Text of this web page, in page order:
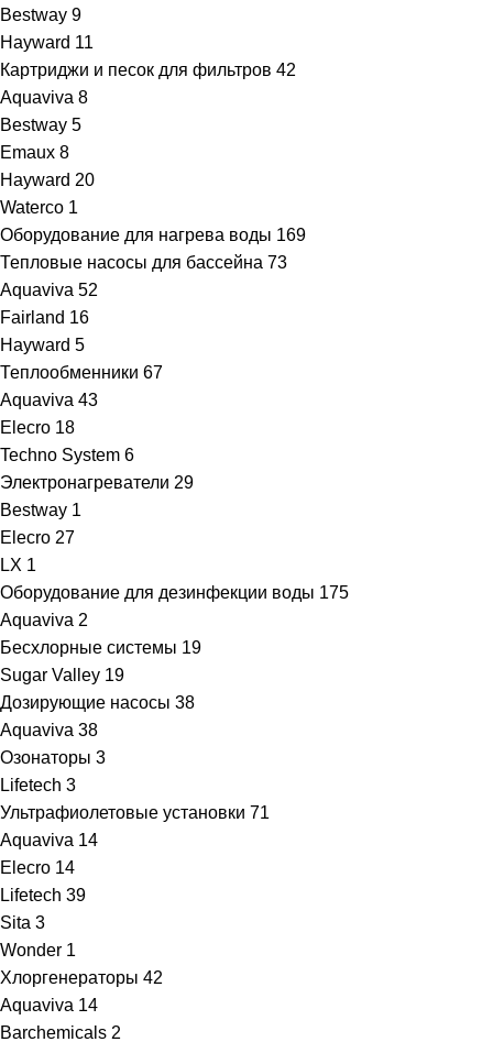
Bestway 9
Hayward 11
Картриджи и песок для фильтров 42
Aquaviva 8
Bestway 5
Emaux 8
Hayward 20
Waterco 1
Оборудование для нагрева воды 169
Тепловые насосы для бассейна 73
Aquaviva 52
Fairland 16
Hayward 5
Теплообменники 67
Aquaviva 43
Elecro 18
Techno System 6
Электронагреватели 29
Bestway 1
Elecro 27
LX 1
Оборудование для дезинфекции воды 175
Aquaviva 2
Бесхлорные системы 19
Sugar Valley 19
Дозирующие насосы 38
Aquaviva 38
Озонаторы 3
Lifetech 3
Ультрафиолетовые установки 71
Aquaviva 14
Elecro 14
Lifetech 39
Sita 3
Wonder 1
Хлоргенераторы 42
Aquaviva 14
Barchemicals 2